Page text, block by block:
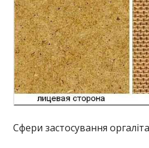
Сфери застосування